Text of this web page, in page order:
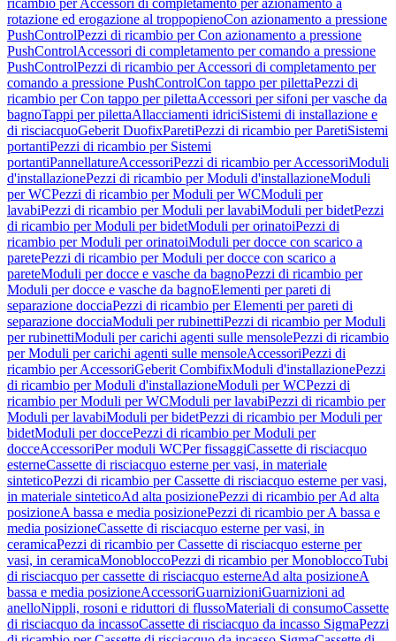
ricambio per Accessori di completamento per azionamento a
rotazione ed erogazione al troppopienoCon azionamento a pressione
PushControlPezzi di ricambio per Con azionamento a pressione
PushControlAccessori di completamento per comando a pressione
PushControlPezzi di ricambio per Accessori di completamento per
comando a pressione PushControlCon tappo per pilettaPezzi di
ricambio per Con tappo per pilettaAccessori per sifoni per vasche da
bagnoTappi per pilettaAllacciamenti idriciSistemi di installazione e
di risciacquoGeberit DuofixParetiPezzi di ricambio per ParetiSistemi
portantiPezzi di ricambio per Sistemi
portantiPannellatureAccessoriPezzi di ricambio per AccessoriModuli
d'installazionePezzi di ricambio per Moduli d'installazioneModuli
per WCPezzi di ricambio per Moduli per WCModuli per
lavabiPezzi di ricambio per Moduli per lavabiModuli per bidetPezzi
di ricambio per Moduli per bidetModuli per orinatoiPezzi di
ricambio per Moduli per orinatoiModuli per docce con scarico a
paretePezzi di ricambio per Moduli per docce con scarico a
pareteModuli per docce e vasche da bagnoPezzi di ricambio per
Moduli per docce e vasche da bagnoElementi per pareti di
separazione docciaPezzi di ricambio per Elementi per pareti di
separazione docciaModuli per rubinettiPezzi di ricambio per Moduli
per rubinettiModuli per carichi agenti sulle mensolePezzi di ricambio
per Moduli per carichi agenti sulle mensoleAccessoriPezzi di
ricambio per AccessoriGeberit CombifixModuli d'installazionePezzi
di ricambio per Moduli d'installazioneModuli per WCPezzi di
ricambio per Moduli per WCModuli per lavabiPezzi di ricambio per
Moduli per lavabiModuli per bidetPezzi di ricambio per Moduli per
bidetModuli per doccePezzi di ricambio per Moduli per
docceAccessoriPer moduli WCPer fissaggiCassette di risciacquo
esterneCassette di risciacquo esterne per vasi, in materiale
sinteticoPezzi di ricambio per Cassette di risciacquo esterne per vasi,
in materiale sinteticoAd alta posizionePezzi di ricambio per Ad alta
posizioneA bassa e media posizionePezzi di ricambio per A bassa e
media posizioneCassette di risciacquo esterne per vasi, in
ceramicaPezzi di ricambio per Cassette di risciacquo esterne per
vasi, in ceramicaMonobloccoPezzi di ricambio per MonobloccoTubi
di risciacquo per cassette di risciacquo esterneAd alta posizioneA
bassa e media posizioneAccessoriGuarnizioniGuarnizioni ad
anelloNippli, rosoni e riduttori di flussoMateriali di consumoCassette
di risciacquo da incassoCassette di risciacquo da incasso SigmaPezzi